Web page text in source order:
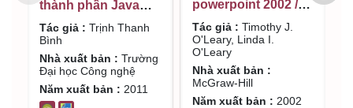
thành phần Java
tương tranh : Luận
án / Trịnh Thanh
Bình
Tác giả : Trịnh Thanh
Bình
Nhà xuất bản : Trường
Đại học Công nghệ
Năm xuất bản : 2011
powerpoint 2002 /
Timothy J. O'Leary,
Linda I. O'Leary
Tác giả : Timothy J.
O'Leary, Linda I.
O'Leary
Nhà xuất bản :
McGraw-Hill
Năm xuất bản : 2002